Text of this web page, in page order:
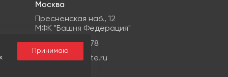
Москва
Пресненская наб., 12
МФК "Башня Федерация"
+7 499959-08-78
info@ipg-estate.ru
Принимаю